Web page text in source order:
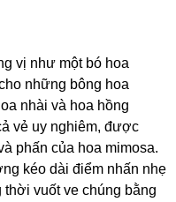
vị như một bó hoa
những bông hoa
nhài và hoa hồng
vẻ uy nghiêm, được
phấn của hoa mimosa.
kéo dài điểm nhấn nhẹ
vuốt ve chúng bằng